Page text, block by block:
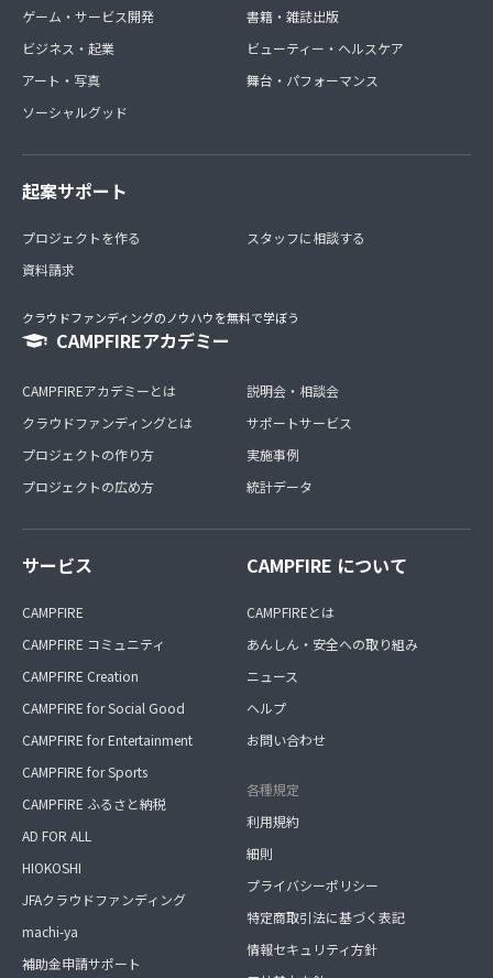
ゲーム・サービス開発
ビジネス・起業
アート・写真
ソーシャルグッド
書籍・雑誌出版
ビューティー・ヘルスケア
舞台・パフォーマンス
起案サポート
プロジェクトを作る
資料請求
スタッフに相談する
クラウドファンディングのノウハウを無料で学ぼう
CAMPFIREアカデミー
CAMPFIREアカデミーとは
クラウドファンディングとは
プロジェクトの作り方
プロジェクトの広め方
説明会・相談会
サポートサービス
実施事例
統計データ
サービス
CAMPFIRE
CAMPFIRE コミュニティ
CAMPFIRE Creation
CAMPFIRE for Social Good
CAMPFIRE for Entertainment
CAMPFIRE for Sports
CAMPFIRE ふるさと納税
AD FOR ALL
HIOKOSHI
JFAクラウドファンディング
machi-ya
補助金申請サポート
CAMPFIRE について
CAMPFIREとは
あんしん・安全への取り組み
ニュース
ヘルプ
お問い合わせ
各種規定
利用規約
細則
プライバシーポリシー
特定商取引法に基づく表記
情報セキュリティ方針